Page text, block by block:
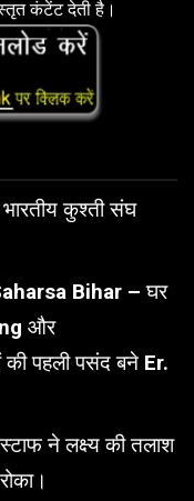
कंटेंट देती है।
कुश्ती संघ
Bihar – घर
और
पहली पसंद बने Er.
ने लक्ष्य की तलाश